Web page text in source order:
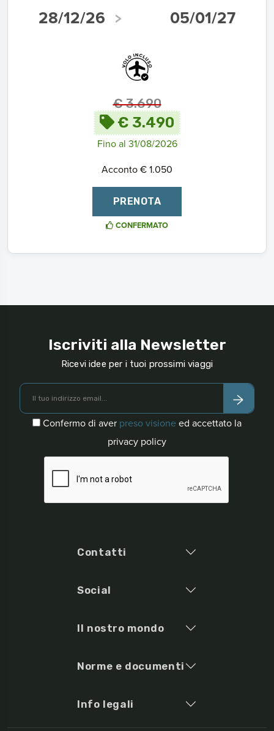
28/12/26 05/01/27
€ 3.690
€ 3.490
Fino al 31/08/2026
Acconto € 1.050
PRENOTA
CONFERMATO
Iscriviti alla Newsletter
Ricevi idee per i tuoi prossimi viaggi
Confermo di aver preso visione ed accettato la
privacy policy
Contatti
Social
Il nostro mondo
Norme e documenti
Info legali